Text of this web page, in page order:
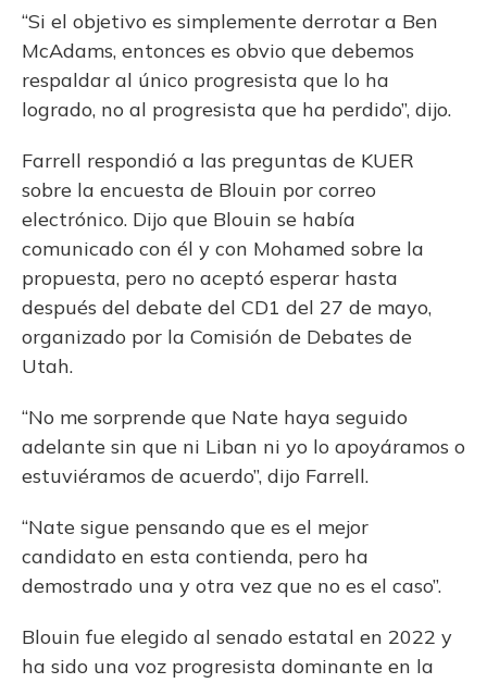
“Si el objetivo es simplemente derrotar a Ben
McAdams, entonces es obvio que debemos
respaldar al único progresista que lo ha
logrado, no al progresista que ha perdido”, dijo.
Farrell respondió a las preguntas de KUER
sobre la encuesta de Blouin por correo
electrónico. Dijo que Blouin se había
comunicado con él y con Mohamed sobre la
propuesta, pero no aceptó esperar hasta
después del debate del CD1 del 27 de mayo,
organizado por la Comisión de Debates de
Utah.
“No me sorprende que Nate haya seguido
adelante sin que ni Liban ni yo lo apoyáramos o
estuviéramos de acuerdo”, dijo Farrell.
“Nate sigue pensando que es el mejor
candidato en esta contienda, pero ha
demostrado una y otra vez que no es el caso”.
Blouin fue elegido al senado estatal en 2022 y
ha sido una voz progresista dominante en la